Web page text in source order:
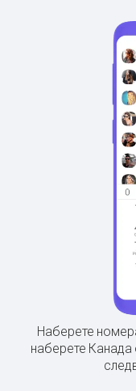
Наберете
наберете